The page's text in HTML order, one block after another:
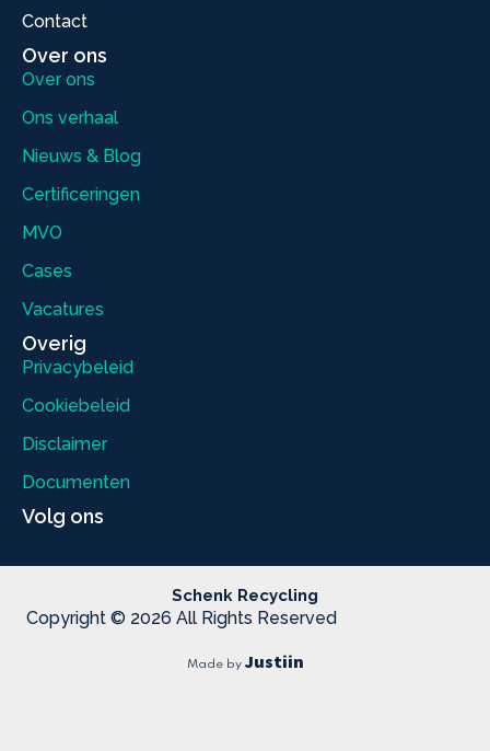
Contact
Over ons
Over ons
Ons verhaal
Nieuws & Blog
Certificeringen
MVO
Cases
Vacatures
Overig
Privacybeleid
Cookiebeleid
Disclaimer
Documenten
Volg ons
Schenk Recycling
Copyright © 2026 All Rights Reserved
Made by Justiin